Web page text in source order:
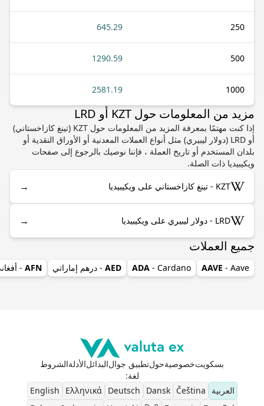
250
645.29
500
1290.59
1000
2581.19
مزيد من المعلومات حول KZT أو LRD
إذا كنت مهتمًا بمعرفة المزيد من المعلومات حول KZT (تينغ كازاخستاني)
أو LRD (دولار ليبيري) مثل أنواع العملات المعدنية أو الأوراق النقدية أو
بلدان المستخدم أو تاريخ العملة ، فإننا نوصيك بالرجوع إلى صفحات
ويكيبيديا ذات الصلة.
KZT - تينغ كازاخستاني على ويكيبيديا →
LRD - دولار ليبيري على ويكيبيديا →
جميع العملات
AAVE - Aave
ADA - Cardano
AED - درهم إماراتي AFN
-
بسكويتخصوصيةحولتطبيق جوالالبدائلالأدلةالشروط
لغة:
العربية
Čeština
Dansk
Deutsch
Ελληνικά
English